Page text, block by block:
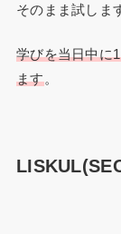
そのまま試しま
学びを当日中に
ます。